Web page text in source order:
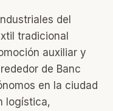
del
tradicional
auxiliar y
de Banc
en la ciudad
logística,